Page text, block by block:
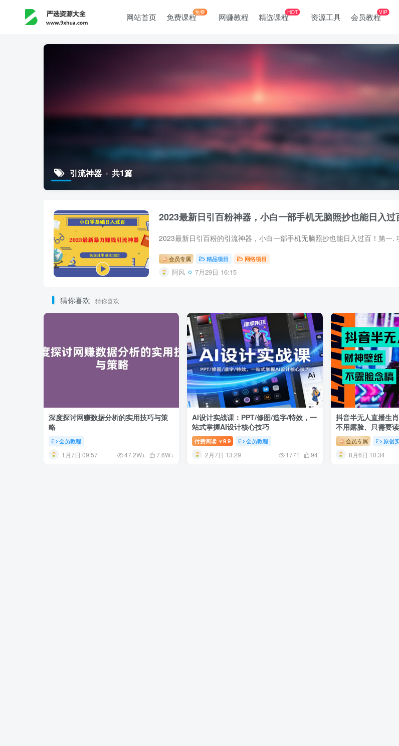
网站首页 免费课程免费 网赚教程 精选课程HOT 资源工具 会员教程VIP
引流神器 共1篇
2023最新日引百粉神器，小白一部手机无脑照抄也能日入过
会员专属 精品项目 网络项目
阿风 7月29日 16:15
猜你喜欢 猜你喜欢
深度探讨网赚数据分析的实用技巧与策
略
会员教程
1月7日 09:57 47.2W+ 7.6W+
AI设计实战课：PPT/修图/造字/特效，一
站式掌握AI设计核心技巧
付费阅读 ￥9.9 会员教程
2月7日 13:29 1771 94
抖音半无人直播生
不用露脸、只需要
会员专属 原创
8月6日 10:34